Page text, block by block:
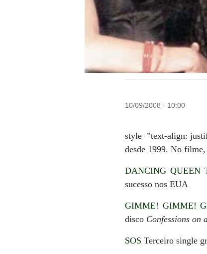
10/09/2008 - 10:00
style=”text-align:
desde 1999. No
DANCING QUEEN
sucesso nos EUA
GIMME! GIMME!
disco Confessions on
SOS Terceiro single